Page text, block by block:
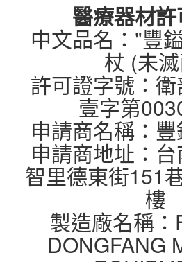
醫療器材許
中文品名："豐
杖 (未
許可證字號：
壹字第
申請商名稱：
申請商地址：
智里德東街151
樓
製造廠名稱：
DONGFANG